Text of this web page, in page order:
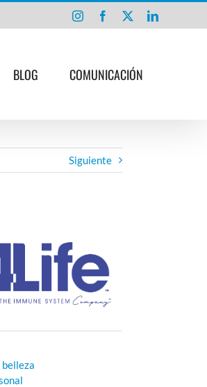
InstagramFacebook LinkedIn
BLOG COMUNICACIÓN
Siguiente